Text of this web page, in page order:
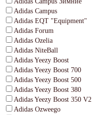
Adidas Campus
Adidas EQT "Equipment"
Adidas Forum
Adidas Ozelia
Adidas NiteBall
Adidas Yeezy Boost
Adidas Yeezy Boost 700
Adidas Yeezy Boost 500
Adidas Yeezy Boost 380
Adidas Yeezy Boost 350 V2
Adidas Ozweego